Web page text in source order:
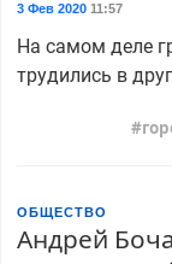
3 Фев 202011:57
На самом деле
трудились в
ОБЩЕСТВО
Андрей